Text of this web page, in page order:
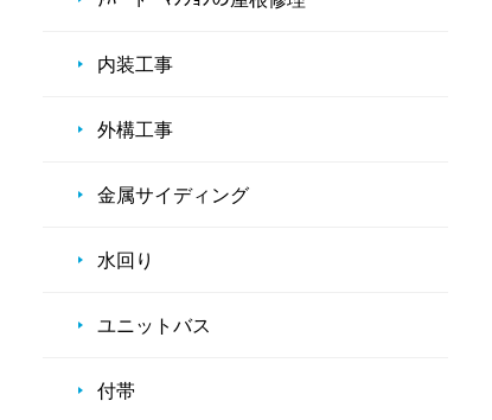
内装工事
外構工事
金属サイディング
水回り
ユニットバス
付帯